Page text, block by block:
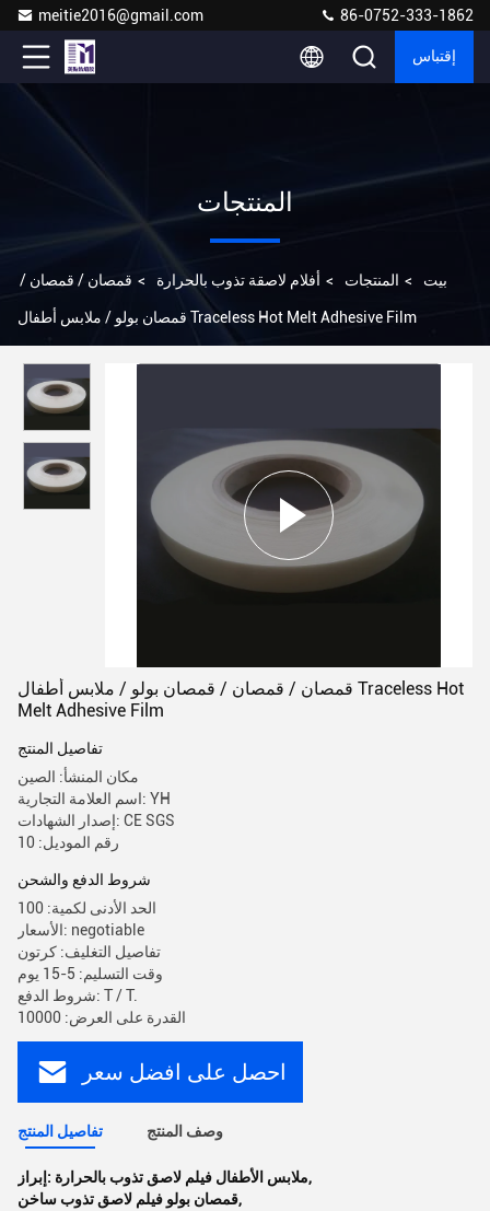
meitie2016@gmail.com 86-0752-333-1862
إقتباس
المنتجات
بيت > المنتجات > أفلام لاصقة تذوب بالحرارة > قمصان / قمصان /
قمصان بولو / ملابس أطفال Traceless Hot Melt Adhesive Film
قمصان / قمصان / قمصان بولو / ملابس أطفال Traceless Hot
Melt Adhesive Film
تفاصيل المنتج
مكان المنشأ: الصين
اسم العلامة التجارية: YH
إصدار الشهادات: CE SGS
رقم الموديل: 10
شروط الدفع والشحن
الحد الأدنى لكمية: 100
الأسعار: negotiable
تفاصيل التغليف: كرتون
وقت التسليم: 5-15 يوم
شروط الدفع: T / T.
القدرة على العرض: 10000
احصل على افضل سعر
تفاصيل المنتج وصف المنتج
إبراز: ملابس الأطفال فيلم لاصق تذوب بالحرارة,
قمصان بولو فيلم لاصق تذوب ساخن,